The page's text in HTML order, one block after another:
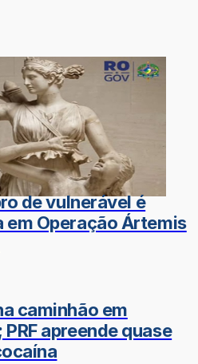
de vulnerável é
em Operação Ártemis
caminhão em
apreende quase